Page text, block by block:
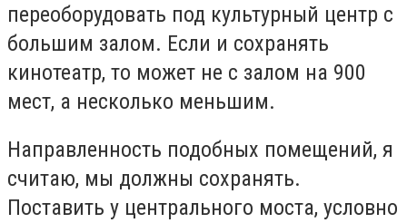
переоборудовать под культурный центр с
большим залом. Если и сохранять
кинотеатр, то может не с залом на 900
мест, а несколько меньшим.
Направленность подобных помещений, я
считаю, мы должны сохранять.
Поставить у центрального моста, условно